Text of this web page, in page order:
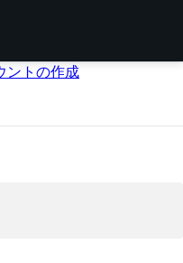
ントの作成